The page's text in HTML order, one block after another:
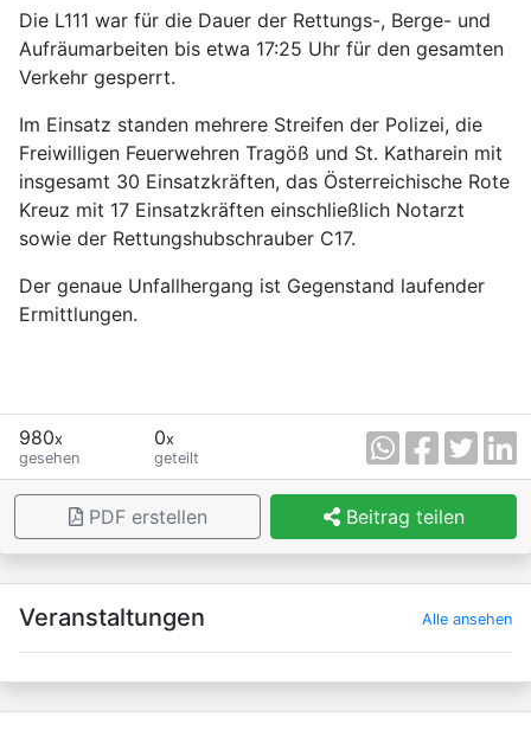
Die L111 war für die Dauer der Rettungs-, Berge- und
Aufräumarbeiten bis etwa 17:25 Uhr für den gesamten
Verkehr gesperrt.
Im Einsatz standen mehrere Streifen der Polizei, die
Freiwilligen Feuerwehren Tragöß und St. Katharein mit
insgesamt 30 Einsatzkräften, das Österreichische Rote
Kreuz mit 17 Einsatzkräften einschließlich Notarzt
sowie der Rettungshubschrauber C17.
Der genaue Unfallhergang ist Gegenstand laufender
Ermittlungen.
980x
gesehen
0x
geteilt
PDF erstellen Beitrag teilen
×
Veranstaltungen Alle ansehen